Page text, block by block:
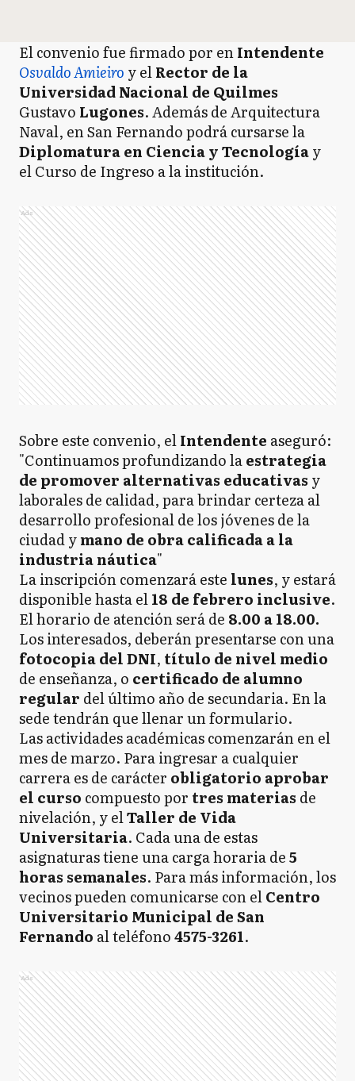
El convenio fue firmado por enIntendente
Osvaldo Amieiro y elRector de la
Universidad Nacional de Quilmes
Gustavo Lugones. Además de Arquitectura
Naval, en San Fernando podrá cursarse la
Diplomatura en Ciencia y Tecnologíay
el Curso de Ingreso a la institución.
Ads
Sobre este convenio, elIntendente aseguró:
"Continuamos profundizando laestrategia
de promover alternativas educativas y
laborales de calidad, para brindar certeza al
desarrollo profesional de los jóvenes de la
ciudad ymano de obra calificada a la
industria náutica"
La inscripción comenzará este lunes, y estará
disponible hasta el18 de febrero inclusive.
El horario de atención será de 8.00 a 18.00.
Los interesados, deberán presentarse con una
fotocopia del DNI, título de nivel medio
de enseñanza, o certificado de alumno
regular del último año de secundaria. En la
sede tendrán que llenar un formulario.
Las actividades académicas comenzarán en el
mes de marzo. Para ingresar a cualquier
carrera es de carácter obligatorio aprobar
el curso compuesto por tres materias de
nivelación, y elTaller de Vida
Universitaria. Cada una de estas
asignaturas tiene una carga horaria de5
horas semanales. Para más información, los
vecinos pueden comunicarse con elCentro
Universitario Municipal de San
Fernando al teléfono4575-3261.
Ads